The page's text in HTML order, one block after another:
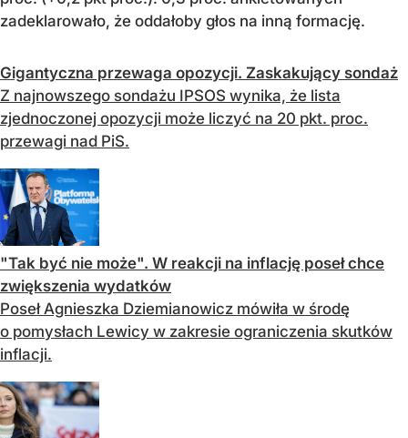
zadeklarowało, że oddałoby głos na inną formację.
Gigantyczna przewaga opozycji. Zaskakujący sondaż
Z najnowszego sondażu IPSOS wynika, że lista
zjednoczonej opozycji może liczyć na 20 pkt. proc.
przewagi nad PiS.
"Tak być nie może". W reakcji na inflację poseł chce
zwiększenia wydatków
Poseł Agnieszka Dziemianowicz mówiła w środę
o pomysłach Lewicy w zakresie ograniczenia skutków
inflacji.